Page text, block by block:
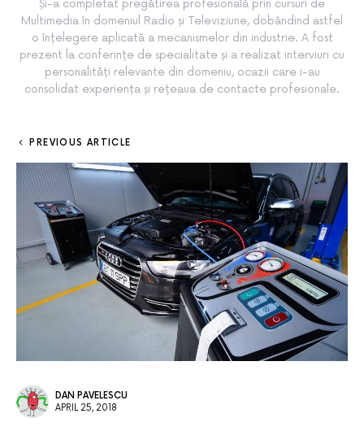
Și-a completat pregătirea profesională prin cursuri de
Multimedia în domeniul Radio și Televiziune, dobândind astfel
o înțelegere aplicată a mecanismelor din industrie. A fost
prezent la conferințe de specialitate și a realizat interviuri cu
personalități relevante din domeniu, ocazii care i-au
consolidat experiența și rețeaua de contacte profesionale.
PREVIOUS ARTICLE
DAN PAVELESCU
APRIL 25, 2018